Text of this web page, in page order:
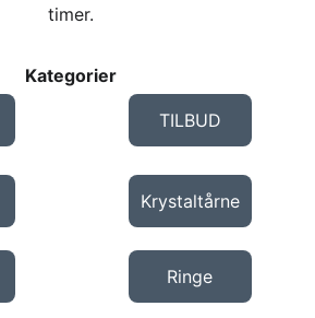
timer.
Kategorier
Krystaltårne
Ringe
TILBUD